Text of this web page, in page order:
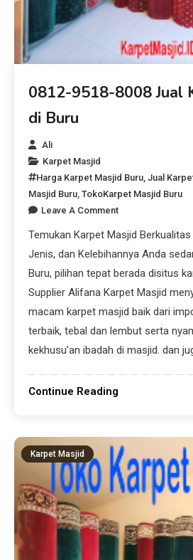
0812-9518-8008 Jual
di Buru
Ali
Karpet Masjid
Harga Karpet Masjid Buru,Jual
Masjid Buru,TokoKarpet Masjid Buru
Leave A Comment
Temukan Karpet Masjid Berkualitas
Jenis, dan Kelebihannya Anda
Buru, pilihan tepat berada disitus
Supplier Alifana Karpet Masjid
macam karpet masjid baik dari
terbaik, tebal dan lembut serta
kekhusu’an ibadah di masjid. dan
Continue Reading
Karpet Masjid